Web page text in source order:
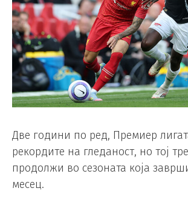
Две години по ред, Премиер
рекордите на гледаност, но тој
продолжи во сезоната која
месец.